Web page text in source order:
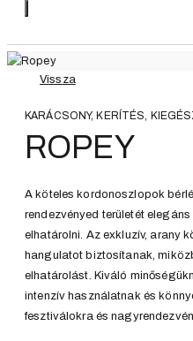
Vissza
KARÁCSONY, KERÍTÉS,
ROPEY
A köteles kordonoszlopok
rendezvényed területét
elhatárolni. Az exkluzív, arany
hangulatot biztosítanak,
elhatárolást. Kiváló
intenzív használatnak és
fesztiválokra és